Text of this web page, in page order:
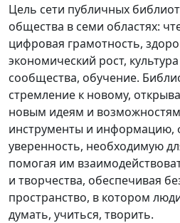
Цель сети публичных
общества в семи областях:
цифровая грамотность,
экономический рост,
сообщества, обучение.
стремление к новому,
новым идеям и
инструменты и информацию,
уверенность, необходимую
помогая им
и творчества, обеспечивая
пространство, в котором
думать, учиться, творить.